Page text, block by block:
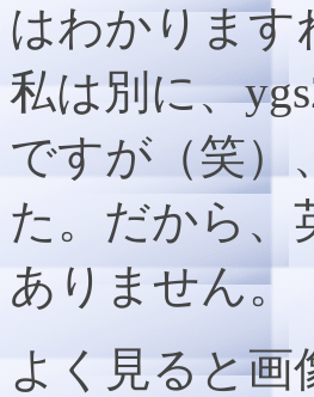
はわかります
私は別に、
ですが（笑）
た。だから、
ありません。
よく見ると